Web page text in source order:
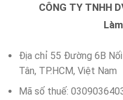
CÔNG TY TNHH
Địa chỉ 55 Đường 6B
Tân, TP.HCM, Việt Nam
Mã số thuế: